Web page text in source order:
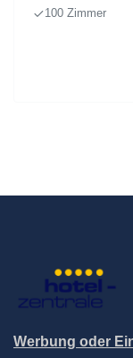
100 Zimmer
Werbung oder